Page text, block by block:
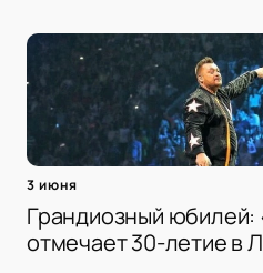
3 июня
Грандиозный юбилей:
отмечает 30-летие в